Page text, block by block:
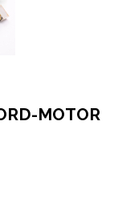
MOTOR